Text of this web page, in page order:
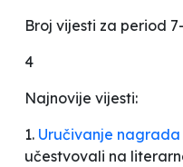
Broj vijesti za period
4
Najnovije vijesti:
1. Uručivanje nagrada
učestvovali na